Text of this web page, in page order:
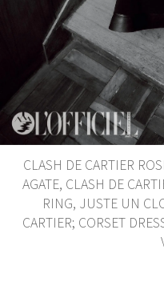
CLASH DE CARTIER
AGATE, CLASH DE
RING, JUSTE UN
CARTIER; CORSET